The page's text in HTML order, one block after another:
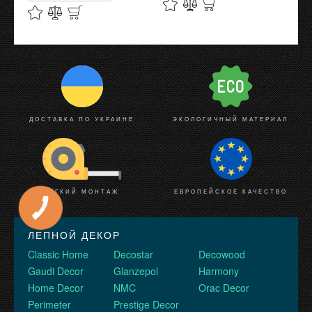
ДОСТАВКА ПО УКРАИНЕ ЭКОЛОГИЧНЫЙ МАТЕРИАЛ
ЛЕГКИЙ МОНТАЖ ЕВРОПЕЙСКОЕ КАЧЕСТВО
ЛЕПНОЙ ДЕКОР
Classic Home
Decostar
Decowood
Gaudi Decor
Glanzepol
Harmony
Home Decor
NMC
Orac Decor
Perimeter
Prestige Decor